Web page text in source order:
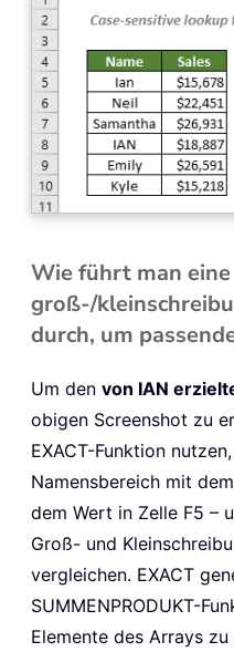
Wie führt man eine
groß-/
durch, um
Um den von IAN
obigen Screenshot zu
EXACT-Funktion
Namensbereich mit
dem Wert in Zelle F5 –
Groß- und
vergleichen. EXACT
SUMMENPRODUKT-
Elemente des Arrays